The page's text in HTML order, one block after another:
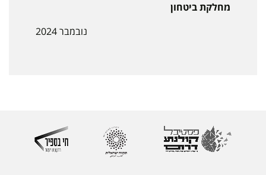
מחלקת ביטחון
נובמבר 2024